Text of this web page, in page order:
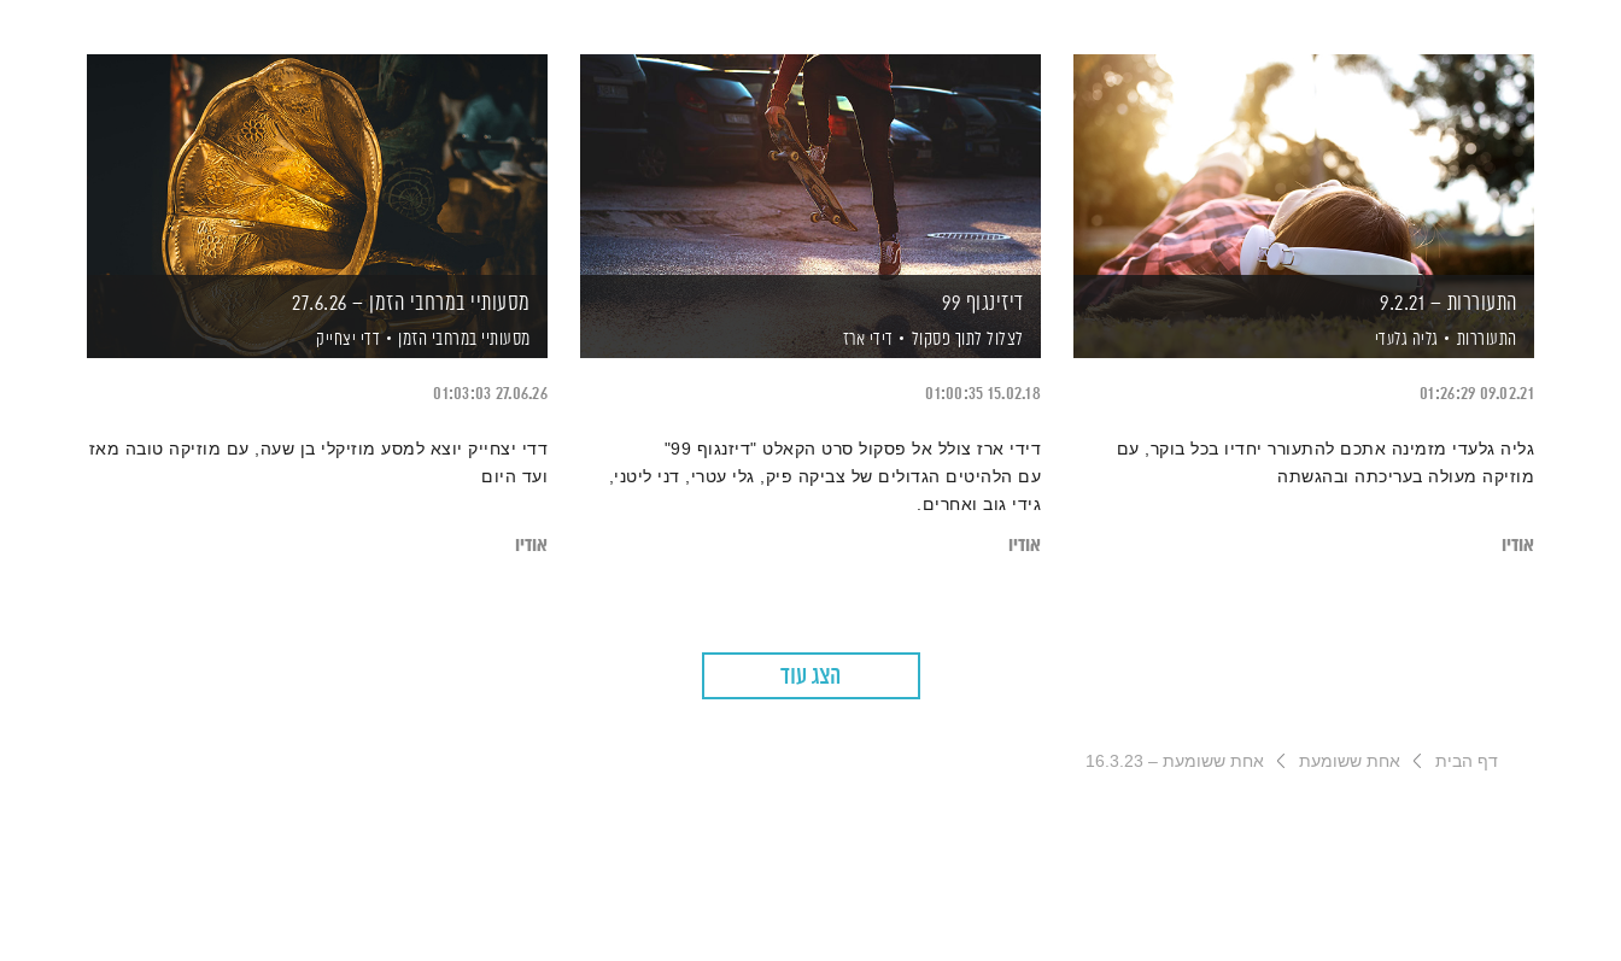
התעוררות – 9.2.21
התעוררות גליה גלעדי
09.02.21
01:26:29
גליה גלעדי מזמינה אתכם להתעורר יחדיו בכל בוקר, עם
מוזיקה מעולה בעריכתה ובהגשתה
אודיו
דיזינגוף 99
לצלול לתוך פסקול דידי ארז
15.02.18
01:00:35
דידי ארז צולל אל פסקול סרט הקאלט "דיזנגוף 99"
עם הלהיטים הגדולים של צביקה פיק, גלי עטרי, דני ליטני,
גידי גוב ואחרים.
אודיו
מסעותיי במרחבי הזמן – 27.6.26
מסעותיי במרחבי הזמן דדי יצחייק
27.06.26
01:03:03
דדי יצחייק יוצא למסע מוזיקלי בן שעה, עם מוזיקה טובה מאז
ועד היום
אודיו
הצג עוד
דף הבית אחת ששומעת אחת ששומעת – 16.3.23